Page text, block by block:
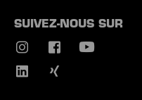
SUIVEZ-NOUS SUR